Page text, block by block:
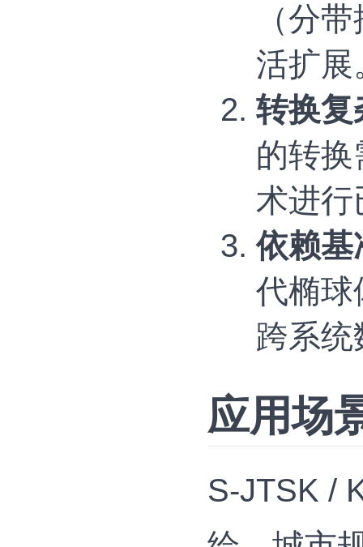
（分
活扩展‌
转换复
的转
术进行
依赖基
代椭球
跨系
应用场
S-JTSK /